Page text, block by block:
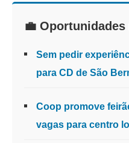
💼 Oportunidades
Sem pedir
para CD de São
Coop promove
vagas para centro